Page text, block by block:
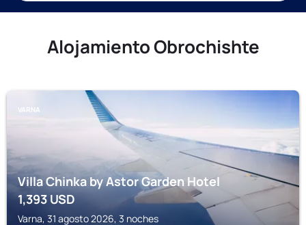
Alojamiento Obrochishte
VARNA
Villa Chinka by Astor Garden Hotel
1,393USD
Varna, 31 agosto 2026, 3 noches